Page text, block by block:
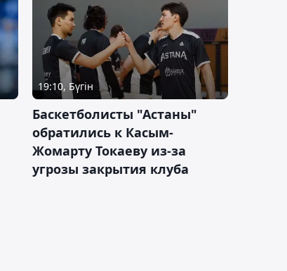
19:10, Бүгін
Баскетболисты "Астаны"
обратились к Касым-
Жомарту Токаеву из-за
угрозы закрытия клуба